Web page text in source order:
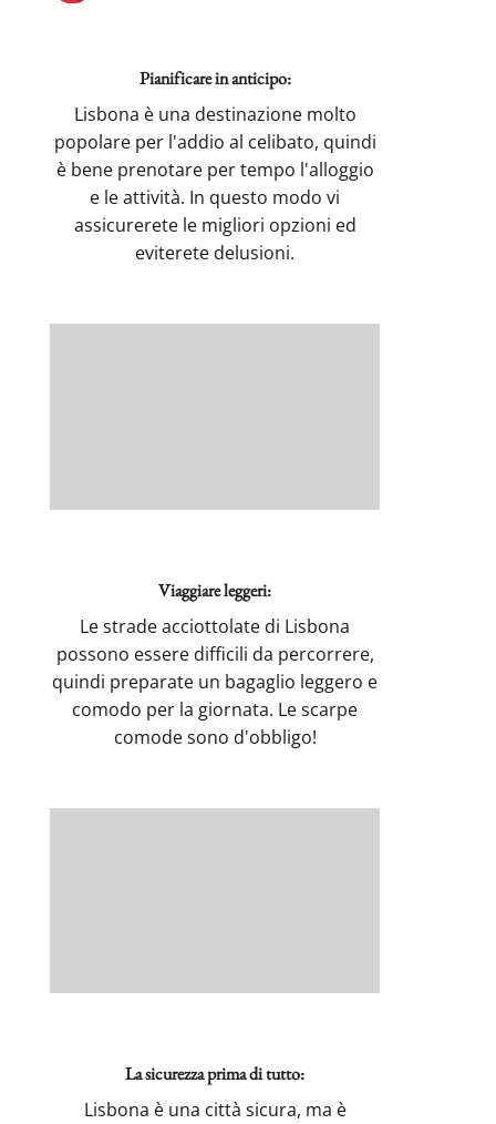
Pianificare in anticipo:
Lisbona è una destinazione molto
popolare per l'addio al celibato, quindi
è bene prenotare per tempo l'alloggio
e le attività. In questo modo vi
assicurerete le migliori opzioni ed
eviterete delusioni.
Viaggiare leggeri:
Le strade acciottolate di Lisbona
possono essere difficili da percorrere,
quindi preparate un bagaglio leggero e
comodo per la giornata. Le scarpe
comode sono d'obbligo!
La sicurezza prima di tutto:
Lisbona è una città sicura, ma è